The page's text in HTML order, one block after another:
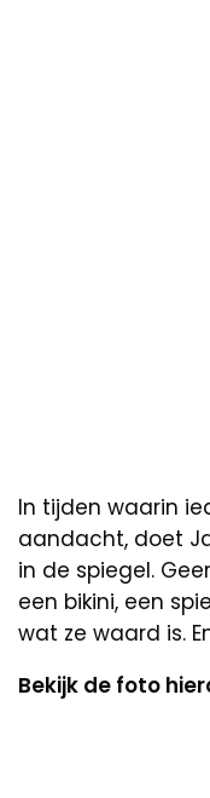
In tijden waarin
aandacht, doet
in de spiegel.
een bikini, een
wat ze waard is.
Bekijk de foto